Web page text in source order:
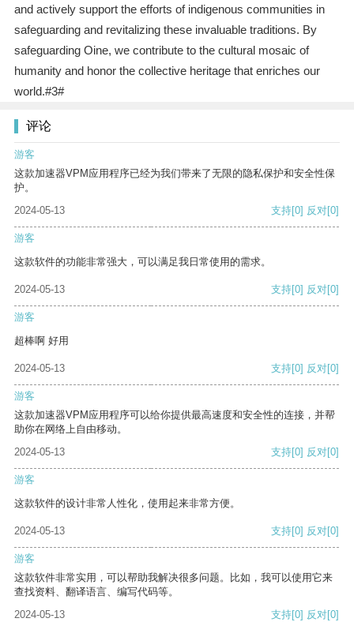
and actively support the efforts of indigenous communities in
safeguarding and revitalizing these invaluable traditions. By
safeguarding Oine, we contribute to the cultural mosaic of
humanity and honor the collective heritage that enriches our
world.#3#
评论
游客
这款加速器VPM应用程序已经为我们带来了无限的隐私保护和安全性保
护。
2024-05-13
支持[0] 反对[0]
游客
这款软件的功能非常强大，可以满足我日常使用的需求。
2024-05-13 支持[0] 反对[0]
游客
超棒啊 好用
2024-05-13 支持[0] 反对[0]
游客
这款加速器VPM应用程序可以给你提供最高速度和安全性的连接，并帮
助你在网络上自由移动。
2024-05-13
支持[0] 反对[0]
游客
这款软件的设计非常人性化，使用起来非常方便。
2024-05-13 支持[0] 反对[0]
游客
这款软件非常实用，可以帮助我解决很多问题。比如，我可以使用它来
查找资料、翻译语言、编写代码等。
2024-05-13
支持[0] 反对[0]